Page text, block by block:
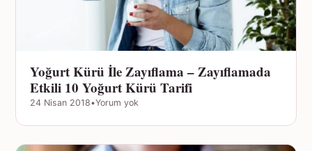
Yoğurt Kürü İle Zayıflama – Zayıflamada
Etkili 10 Yoğurt Kürü Tarifi
24 Nisan 2018•Yorum yok